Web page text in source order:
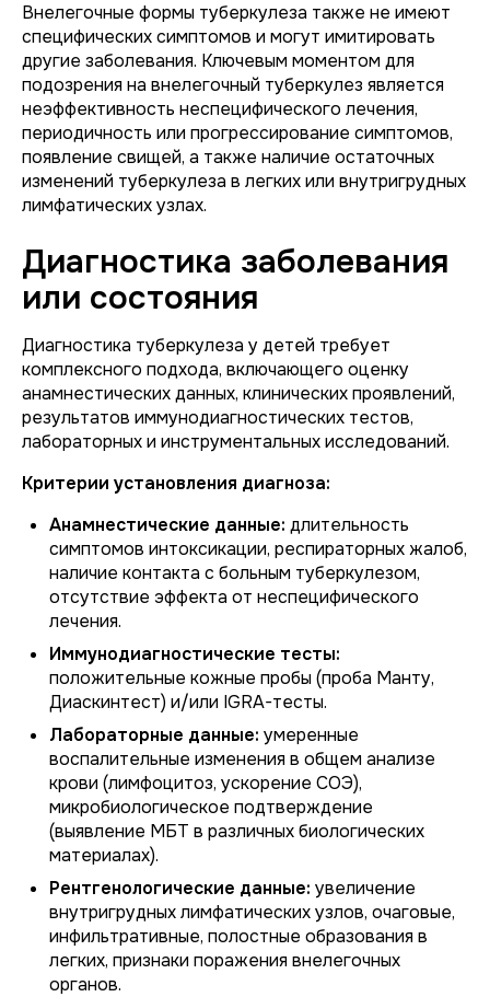
Внелегочные формы туберкулеза также не имеют
специфических симптомов и могут имитировать
другие заболевания. Ключевым моментом для
подозрения на внелегочный туберкулез является
неэффективность неспецифического лечения,
периодичность или прогрессирование симптомов,
появление свищей, а также наличие остаточных
изменений туберкулеза в легких или внутригрудных
лимфатических узлах.
Диагностика заболевания
или состояния
Диагностика туберкулеза у детей требует
комплексного подхода, включающего оценку
анамнестических данных, клинических проявлений,
результатов иммунодиагностических тестов,
лабораторных и инструментальных исследований.
Критерии установления диагноза:
Анамнестические данные: длительность
симптомов интоксикации, респираторных жалоб,
наличие контакта с больным туберкулезом,
отсутствие эффекта от неспецифического
лечения.
Иммунодиагностические тесты:
положительные кожные пробы (проба Манту,
Диаскинтест) и/или IGRA-тесты.
Лабораторные данные: умеренные
воспалительные изменения в общем анализе
крови (лимфоцитоз, ускорение СОЭ),
микробиологическое подтверждение
(выявление МБТ в различных биологических
материалах).
Рентгенологические данные: увеличение
внутригрудных лимфатических узлов, очаговые,
инфильтративные, полостные образования в
легких, признаки поражения внелегочных
органов.